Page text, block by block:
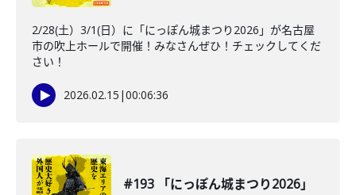
2/28(土）3/1(日）に「にっぽん城まつり2026」が名古屋
市の吹上ホールで開催！みなさんぜひ！チェックしてくだ
さい！
2026.02.15 |00:06:36
#193 「にっぽん城まつり2026」